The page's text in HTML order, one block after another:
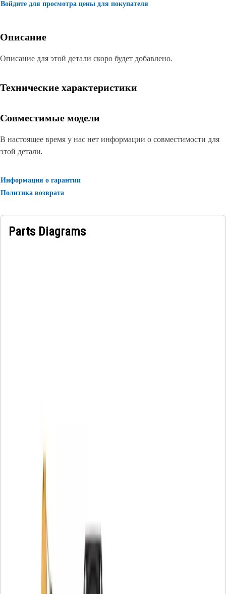
Войдите для просмотра цены для покупателя
Описание
Описание для этой детали скоро будет добавлено.
Технические характеристики
Совместимые модели
В настоящее время у нас нет информации о совместимости для
этой детали.
Информация о гарантии
Политика возврата
Parts Diagrams